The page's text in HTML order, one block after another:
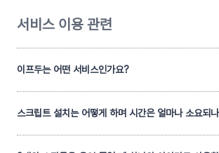
서비스 이용 관련
이프두는 어떤 서비스인가요?
스크립트 설치는 어떻게 하며 시간은 얼마나 소요되